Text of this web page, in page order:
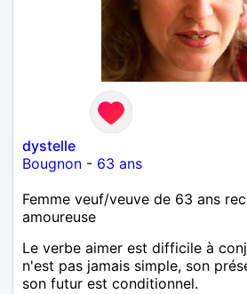
dystelle
Bougnon - 63 ans
Femme veuf/veuve de 63 ans
amoureuse
Le verbe aimer est difficile à
n'est pas jamais simple, son
son futur est conditionnel.